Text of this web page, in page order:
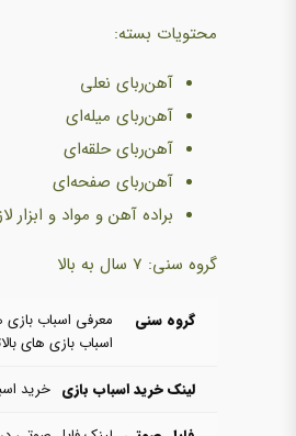
محتویات بسته:
آهن‌ربای نعلی
آهن‌ربای میله‌ای
آهن‌ربای حلقه‌ای
آهن‌ربای صفحه‌ای
براده آهن و مواد و ابزار
گروه سنی: 7 سال به بالا
گروه سنی معرفی اسباب
اسباب بازی های بالاتر
لینک خرید اسباب بازی خرید